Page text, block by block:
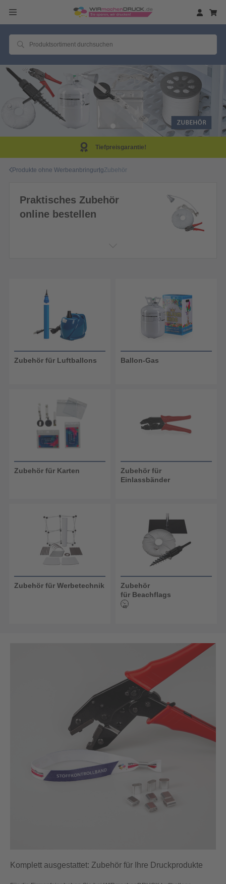
Tiefpreisgarantie!
Produkte ohne WerbeanbringungZubehör
Praktisches Zubehör
online bestellen
Zubehör für Luftballons Ballon-Gas
Zubehör für Karten
Zubehör für
Einlassbänder
Zubehör für Werbetechnik
Zubehör
für Beachflags
Komplett ausgestattet: Zubehör für Ihre Druckprodukte